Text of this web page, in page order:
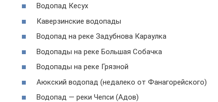
Водопад Кесух
Каверзинские водопады
Водопад на реке Задубнова Караулка
Водопады на реке Большая Собачка
Водопады на реке Грязной
Аюкский водопад (недалеко от Фанагорейского)
Водопад — реки Чепси (Адов)